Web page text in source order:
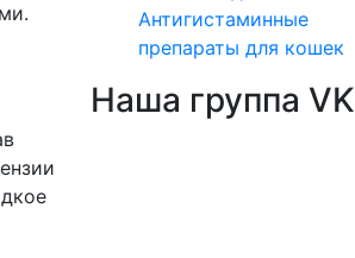
Антигистаминные
препараты для кошек
Наша группа VK